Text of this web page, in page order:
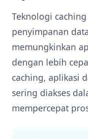
Teknologi
penyimpanan
memungkinkan
dengan lebih
caching, aplikasi
sering diakses
mempercepat